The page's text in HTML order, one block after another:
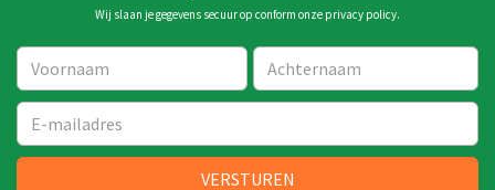
Wij slaan je gegevens secuur op conform onze privacy policy.